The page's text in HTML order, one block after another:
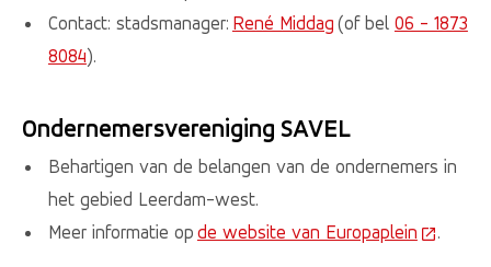
Contact: stadsmanager: René Middag (of bel 06 - 1873
8084).
Ondernemersvereniging SAVEL
Behartigen van de belangen van de ondernemers in
het gebied Leerdam-west.
Meer informatie op de website van Europaplein (Deze
.